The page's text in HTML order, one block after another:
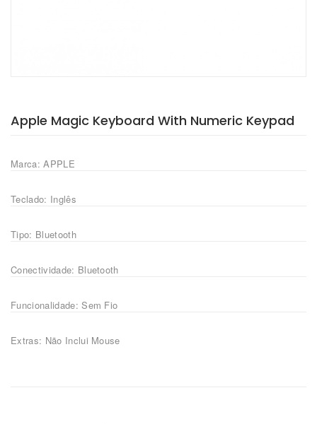
Apple Magic Keyboard With Numeric Keypad
Marca: APPLE
Teclado: Inglês
Tipo: Bluetooth
Conectividade: Bluetooth
Funcionalidade: Sem Fio
Extras: Não Inclui Mouse